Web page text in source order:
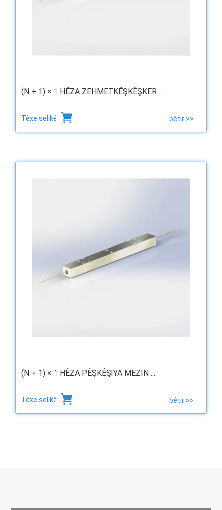
(N + 1) × 1 HÊZA ZEHMETKÊŞKÊŞKER ...
Têxe selikê bêtir >>
(N + 1) × 1 HÊZA PÊŞKÊŞIYA MEZIN ...
Têxe selikê bêtir >>